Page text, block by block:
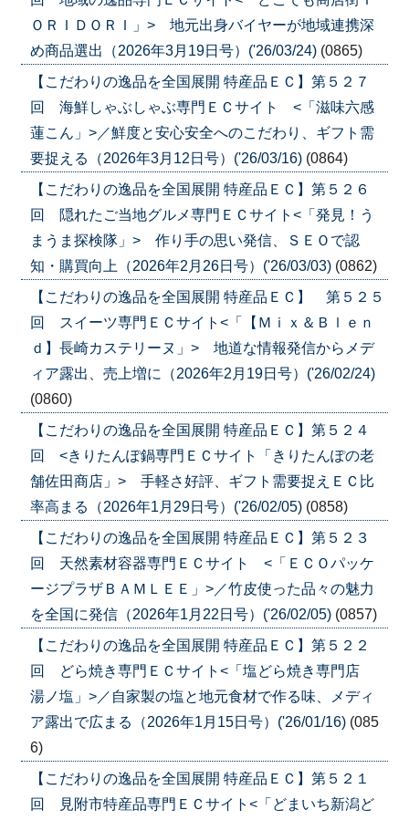
ＯＲＩＤＯＲＩ」> 地元出身バイヤーが地域連携深
め商品選出（2026年3月19日号）('26/03/24) (0865)
【こだわりの逸品を全国展開 特産品ＥＣ】第５２７
回 海鮮しゃぶしゃぶ専門ＥＣサイト <「滋味六感
蓮こん」>／鮮度と安心安全へのこだわり、ギフト需
要捉える（2026年3月12日号）('26/03/16) (0864)
【こだわりの逸品を全国展開 特産品ＥＣ】第５２６
回 隠れたご当地グルメ専門ＥＣサイト<「発見！う
まうま探検隊」> 作り手の思い発信、ＳＥＯで認
知・購買向上（2026年2月26日号）('26/03/03) (0862)
【こだわりの逸品を全国展開 特産品ＥＣ】 第５２５
回 スイーツ専門ＥＣサイト<「【Ｍｉｘ＆Ｂｌｅｎ
ｄ】長崎カステリーヌ」> 地道な情報発信からメデ
ィア露出、売上増に（2026年2月19日号）('26/02/24)
(0860)
【こだわりの逸品を全国展開 特産品ＥＣ】第５２４
回 <きりたんぽ鍋専門ＥＣサイト「きりたんぽの老
舗佐田商店」> 手軽さ好評、ギフト需要捉えＥＣ比
率高まる（2026年1月29日号）('26/02/05) (0858)
【こだわりの逸品を全国展開 特産品ＥＣ】第５２３
回 天然素材容器専門ＥＣサイト <「ＥＣＯパッケ
ージプラザＢＡＭＬＥＥ」>／竹皮使った品々の魅力
を全国に発信（2026年1月22日号）('26/02/05) (0857)
【こだわりの逸品を全国展開 特産品ＥＣ】第５２２
回 どら焼き専門ＥＣサイト<「塩どら焼き専門店
湯ノ塩」>／自家製の塩と地元食材で作る味、メディ
ア露出で広まる（2026年1月15日号）('26/01/16) (085
6)
【こだわりの逸品を全国展開 特産品ＥＣ】第５２１
回 見附市特産品専門ＥＣサイト<「どまいち新潟ど